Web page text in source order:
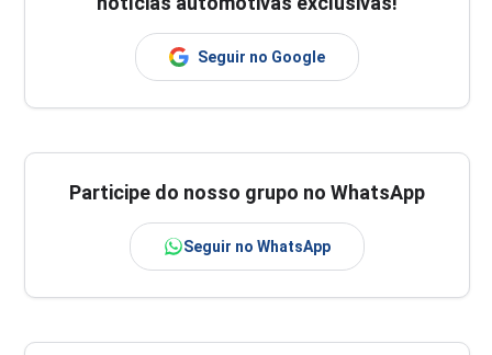
Seguir no Google
Participe do nosso grupo no WhatsApp
Seguir no WhatsApp